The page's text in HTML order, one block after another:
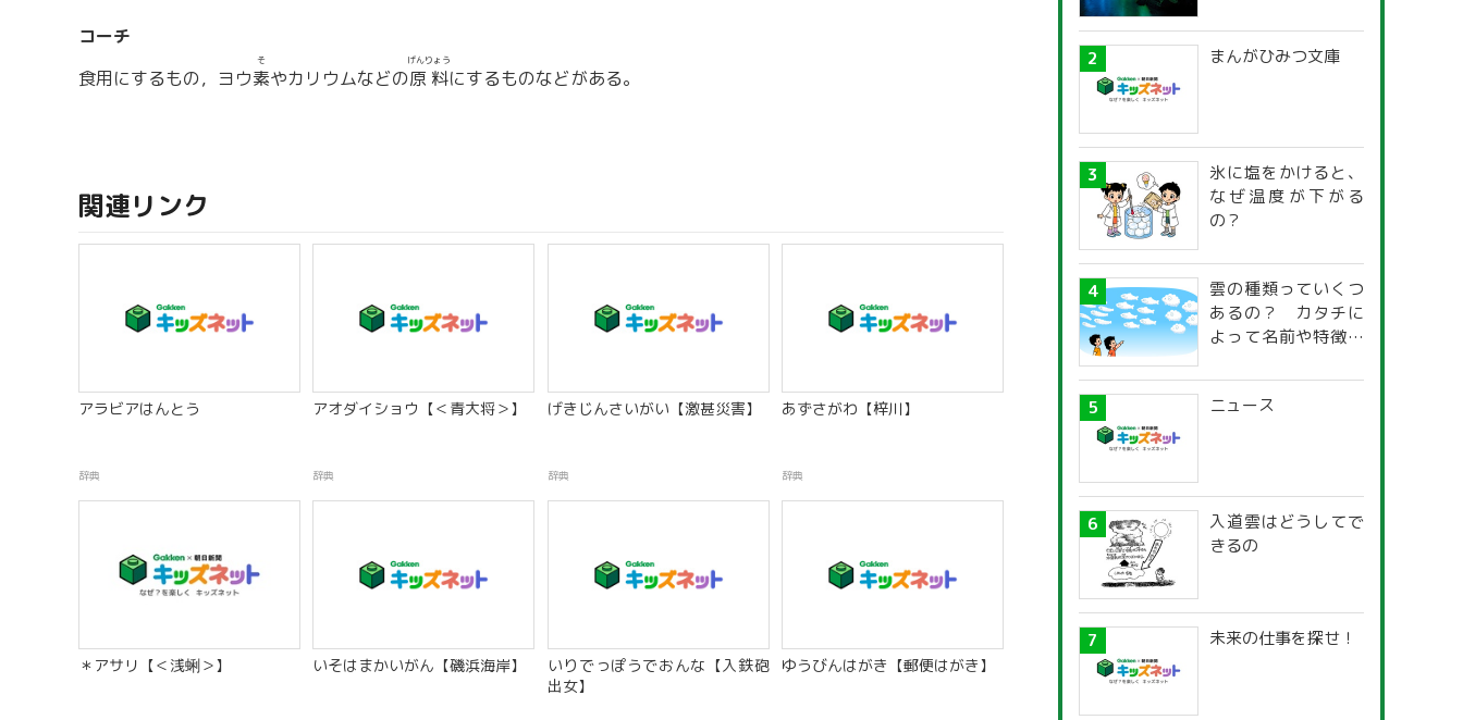
コーチ
食用にするもの，ヨウ素
そ
やカリウムなどの原料
げんりょう
にするものなどがある。
関連リンク
アラビアはんとう
辞典
アオダイショウ【＜青大将＞】
辞典
げきじんさいがい【激甚災害】
辞典
あずさがわ【梓川】
辞典
＊アサリ【＜浅蜊＞】 いそはまかいがん【磯浜海岸】
いりでっぽうでおんな【入鉄砲
出女】
ゆうびんはがき【郵便はがき】
探究ガイド
まんがひみつ文庫
氷に塩をかけると、
なぜ温度が下がる
の？
雲の種類っていくつ
あるの？ カタチに
よって名前や特徴が
ニュース
入道雲はどうしてで
きるの
未来の仕事を探せ！